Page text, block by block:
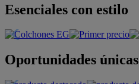
Esenciales con estilo
Oportunidades únicas